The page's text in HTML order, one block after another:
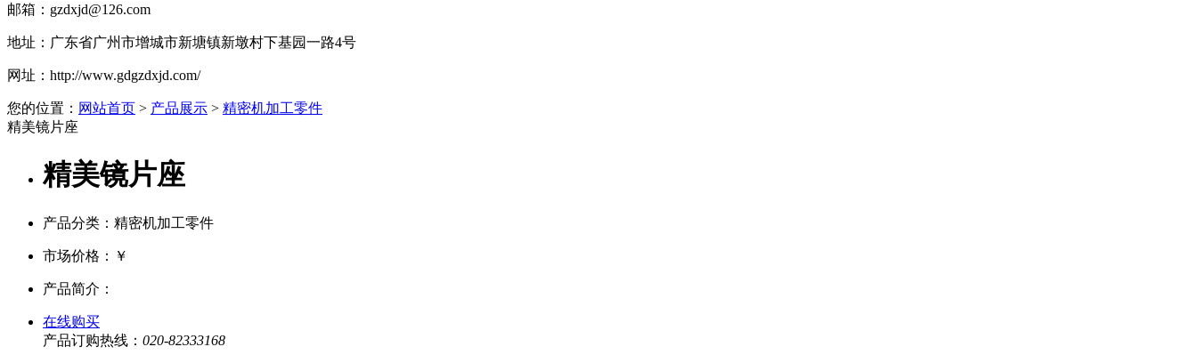
邮箱： gzdxjd@126.com
地址： 广东省广州市增城市新塘镇新墩村下基园一路4号
网址： http://www.gdgzdxjd.com/
您的位置： 网站首页 > 产品展示 > 精密机加工零件
精美镜片座
精美镜片座
产品分类：精密机加工零件
市场价格： ￥
产品简介：
在线购买
产品订购热线： 020-82333168